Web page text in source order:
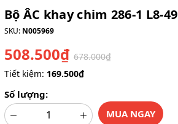
Bộ ÂC khay chim 286-1 L8-49
SKU: N005969
508.500₫ 678.000₫
Tiết kiệm: 169.500₫
Số lượng:
MUA NGAY